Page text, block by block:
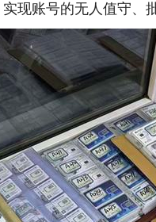
现账号的无人值守、